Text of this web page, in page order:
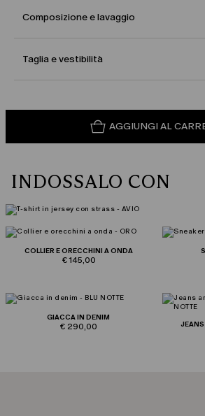
Composizione e lavaggio
Taglia e vestibilità
AGGIUNGI AL
INDOSSALO CON
COLLIER E ORECCHINI A ONDA
€ 145,00
GIACCA IN DENIM
€ 290,00